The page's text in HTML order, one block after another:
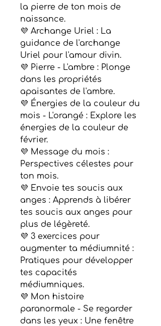
la pierre de ton mois de
naissance.
💜 Archange Uriel : La
guidance de l'archange
Uriel pour l'amour divin.
💜 Pierre - L'ambre : Plonge
dans les propriétés
apaisantes de l'ambre.
💜 Énergies de la couleur du
mois - L'orangé : Explore les
énergies de la couleur de
février.
💜 Message du mois :
Perspectives célestes pour
ton mois.
💜 Envoie tes soucis aux
anges : Apprends à libérer
tes soucis aux anges pour
plus de légèreté.
💜 3 exercices pour
augmenter ta médiumnité :
Pratiques pour développer
tes capacités
médiumniques.
💜 Mon histoire
paranormale - Se regarder
dans les yeux : Une fenêtre